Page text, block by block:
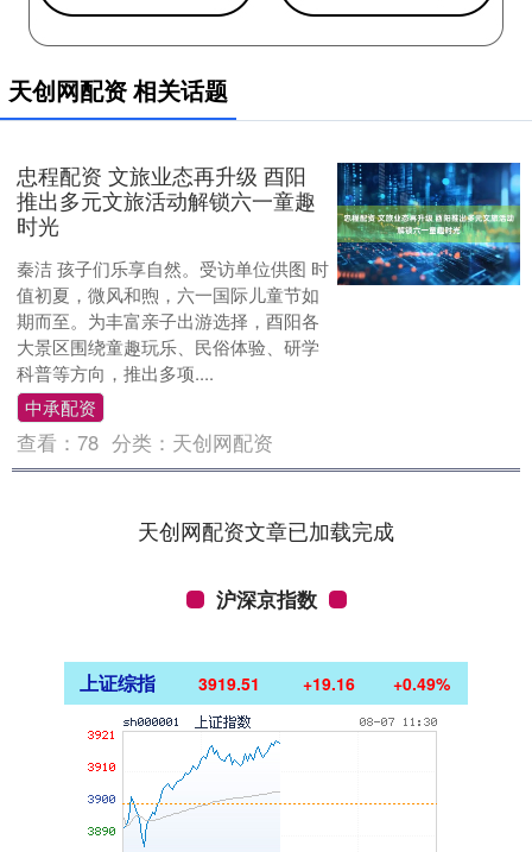
天创网配资 相关话题
忠程配资 文旅业态再升级 酉阳
推出多元文旅活动解锁六一童趣
时光
秦洁 孩子们乐享自然。受访单位供图 时
值初夏，微风和煦，六一国际儿童节如
期而至。为丰富亲子出游选择，酉阳各
大景区围绕童趣玩乐、民俗体验、研学
科普等方向，推出多项....
中承配资
查看：78 分类： 天创网配资
天创网配资文章已加载完成
沪深京指数
上证综指 3919.51 +19.16 +0.49%